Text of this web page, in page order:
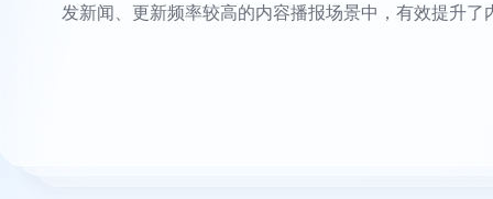
发新闻、更新频率较高的内容播报场景中，有效提升了